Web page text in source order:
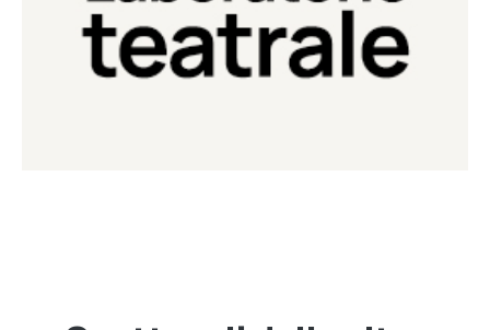
Laboratorio Teatrale
Laboratorio di teatro del Teatro Eduardo de Filippo